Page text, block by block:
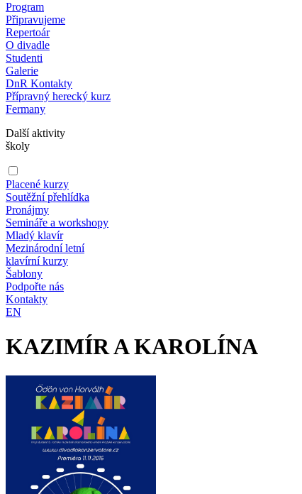
Program
Připravujeme
Repertoár
O divadle
Studenti
Galerie
DnR Kontakty
Přípravný herecký kurz
Fermany
Další aktivity
školy
Placené kurzy
Soutěžní přehlídka
Pronájmy
Semináře a workshopy
Mladý klavír
Mezinárodní letní
klavírní kurzy
Šablony
Podpořte nás
Kontakty
EN
KAZIMÍR A KAROLÍNA